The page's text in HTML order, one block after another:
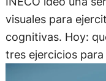
visuales para
cognitivas. Hoy:
tres ejercicios